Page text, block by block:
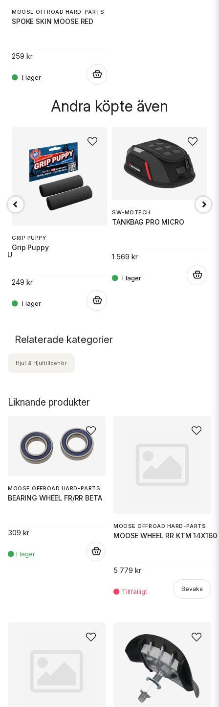
MOOSE OFFROAD HARD-PARTS
SPOKE SKIN MOOSE RED
259 kr
Andra köpte även
RU
GRIP PUPPY
Grip Puppy
249 kr
SW-MOTECH
TANKBAG PRO MICRO
1 569 kr
Liknande produkter
MOOSE OFFROAD HARD-PARTS
BEARING WHEEL FR/RR BETA
309 kr
MOOSE OFFROAD HARD-PARTS
MOOSE WHEEL RR KTM 14X160
5 779 kr
Bevaka
Relaterade kategorier
Hjul & Hjultillbehör